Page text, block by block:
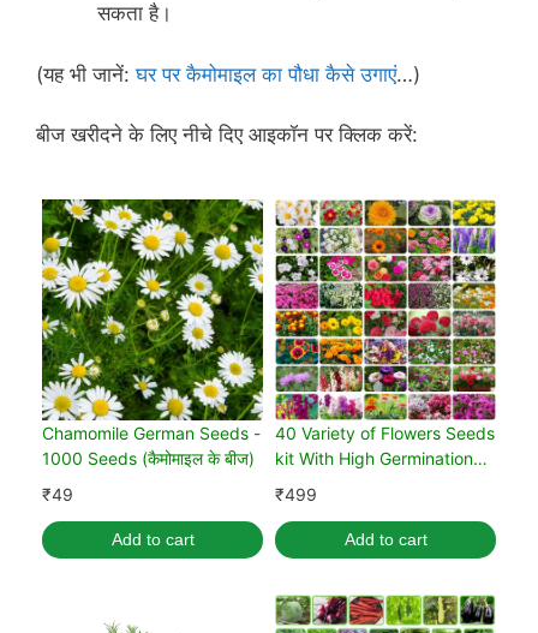
सकता है।
(यह भी जानें:घर पर कैमोमाइल का पौधा कैसे उगाएं…)
बीज खरीदने के लिए नीचे दिए आइकॉन पर क्लिक करें:
Chamomile German Seeds -
1000 Seeds (कैमोमाइल के बीज)
₹49
Add to cart
40 Variety of Flowers Seeds
kit With High Germination
Rate
₹499
Add to cart